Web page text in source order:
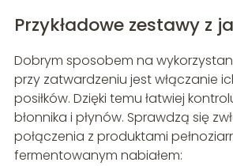
Przykładowe zestawy z
Dobrym sposobem na
przy zatwardzeniu jest włączanie
posiłków. Dzięki temu łatwiej
błonnika i płynów. Sprawdzą się
połączenia z produktami
fermentowanym nabiałem: